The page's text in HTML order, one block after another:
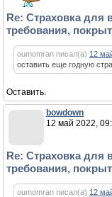
Re: Страховка
требования,
oumomran писал(а) 12
оставить еще годную
Оставить.
bowdown
12 май 2022,
Re: Страховка
требования,
oumomran писал(а) 12